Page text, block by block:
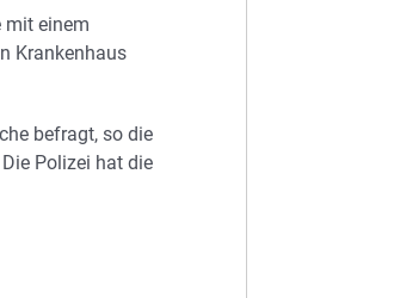
mit einem
Krankenhaus
befragt, so die
Polizei hat die